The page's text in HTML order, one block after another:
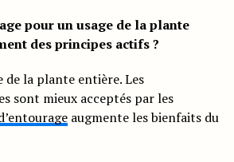
pour un usage de la plante
des principes actifs ?
de la plante entière. Les
sont mieux acceptés par les
augmente les bienfaits du